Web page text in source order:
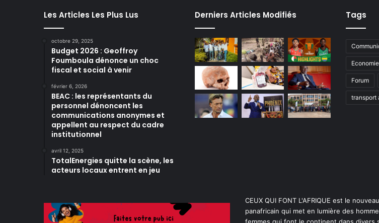
Les Articles Les Plus Lus
octobre 29, 2025
Budget 2026 : Geoffroy
Foumboula dénonce un choc
fiscal et social à venir
février 6, 2026
BEAC : les représentants du
personnel dénoncent les
communications anonymes et
appellent au respect du cadre
institutionnel
avril 12, 2025
TotalEnergies quitte la scène, les
acteurs locaux entrent en jeu
Derniers Articles Modifiés Tags
Economie
Forum
transport
CEUX QUI FONT L'AFRIQUE est le
panafricain qui met en lumière des